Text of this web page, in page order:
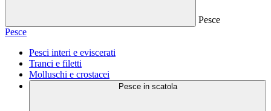
Pesce
Pesce
Pesci interi e eviscerati
Tranci e filetti
Molluschi e crostacei
Pesce in scatola